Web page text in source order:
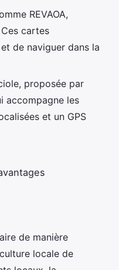
REVAOA,
cartes
de naviguer dans la
proposée par
accompagne les
et un GPS
de manière
locale de